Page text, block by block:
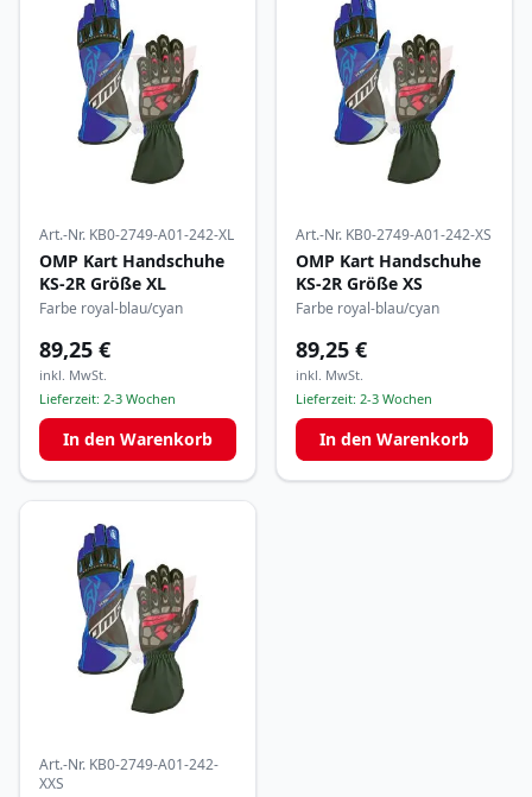
Art.-Nr. KB0-2749-A01-242-XL
OMP Kart Handschuhe
KS-2R Größe XL
Farbe royal-blau/cyan
89,25 €
inkl. MwSt.
Lieferzeit: 2-3 Wochen
In den Warenkorb
Art.-Nr. KB0-2749-A01-242-XS
OMP Kart Handschuhe
KS-2R Größe XS
Farbe royal-blau/cyan
89,25 €
inkl. MwSt.
Lieferzeit: 2-3 Wochen
In den Warenkorb
Art.-Nr. KB0-2749-A01-242-
XXS